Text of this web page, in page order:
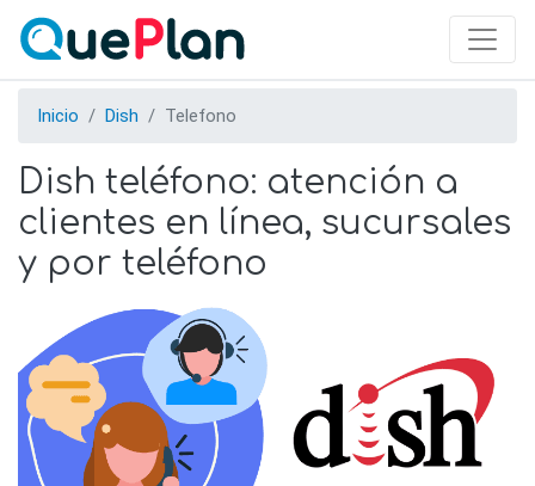
Inicio Dish Telefono
Dish teléfono: atención a
clientes en línea, sucursales
y por teléfono